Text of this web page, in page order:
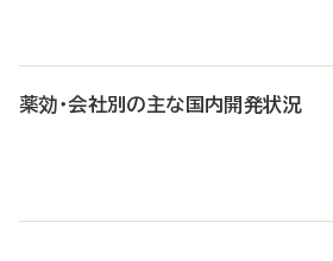
薬効・会社別の主な国内開発状況